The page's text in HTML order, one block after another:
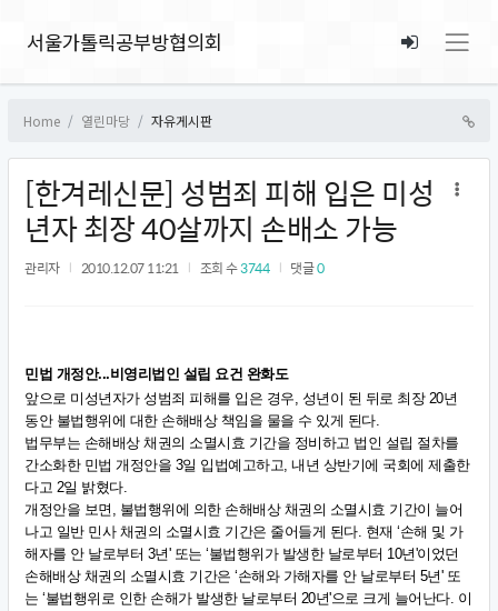
서울가톨릭공부방협의회
Home 열린마당 자유게시판
[한겨레신문] 성범죄 피해 입은 미성
년자 최장 40살까지 손배소 가능
관리자 2010.12.07 11:21 조회 수3744 댓글0
민법 개정안...비영리법인 설립 요건 완화도
앞으로 미성년자가 성범죄 피해를 입은 경우, 성년이 된 뒤로 최장 20년
동안 불법행위에 대한 손해배상 책임을 물을 수 있게 된다.
법무부는 손해배상 채권의 소멸시효 기간을 정비하고 법인 설립 절차를
간소화한 민법 개정안을 3일 입법예고하고, 내년 상반기에 국회에 제출한
다고 2일 밝혔다.
개정안을 보면, 불법행위에 의한 손해배상 채권의 소멸시효 기간이 늘어
나고 일반 민사 채권의 소멸시효 기간은 줄어들게 된다. 현재 ‘손해 및 가
해자를 안 날로부터 3년' 또는 ‘불법행위가 발생한 날로부터 10년'이었던
손해배상 채권의 소멸시효 기간은 ‘손해와 가해자를 안 날로부터 5년' 또
는 ‘불법행위로 인한 손해가 발생한 날로부터 20년'으로 크게 늘어난다. 이